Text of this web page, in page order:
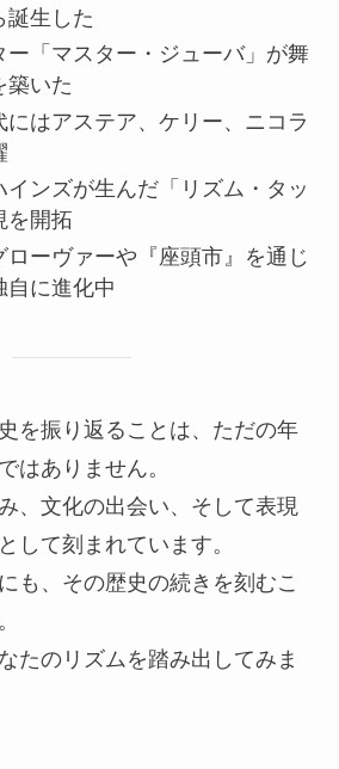
誕生した
ー「マスター・ジューバ」が舞
築いた
にはアステア、ケリー、ニコラ
インズが生んだ「リズム・タッ
を開拓
ローヴァーや『座頭市』を通じ
自に進化中
を振り返ることは、ただの年
はありません。
、文化の出会い、そして表現
して刻まれています。
も、その歴史の続きを刻むこ
たのリズムを踏み出してみま